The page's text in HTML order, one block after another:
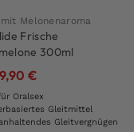
Melonenaroma
Frische
300ml
9,90 €
Oralsex
Gleitmittel
Gleitvergnügen